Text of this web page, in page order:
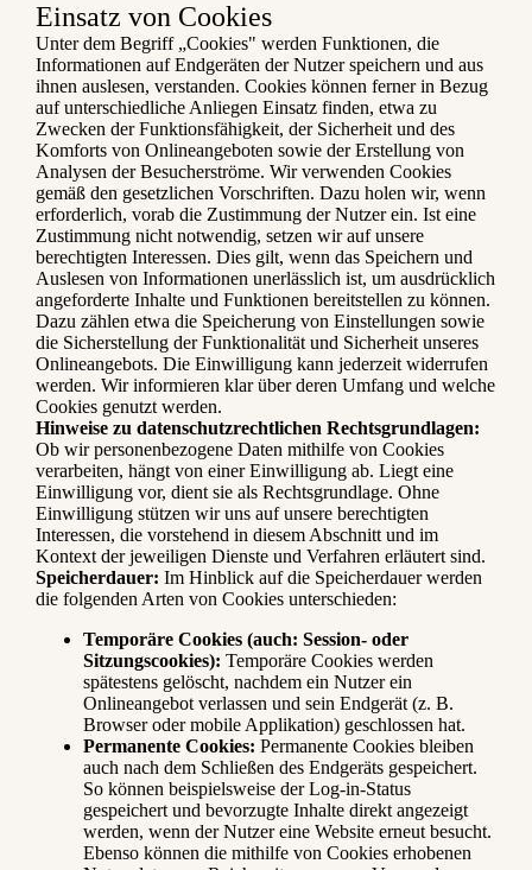
Einsatz von Cookies
Unter dem Begriff „Cookies" werden Funktionen, die
Informationen auf Endgeräten der Nutzer speichern und aus
ihnen auslesen, verstanden. Cookies können ferner in Bezug
auf unterschiedliche Anliegen Einsatz finden, etwa zu
Zwecken der Funktionsfähigkeit, der Sicherheit und des
Komforts von Onlineangeboten sowie der Erstellung von
Analysen der Besucherströme. Wir verwenden Cookies
gemäß den gesetzlichen Vorschriften. Dazu holen wir, wenn
erforderlich, vorab die Zustimmung der Nutzer ein. Ist eine
Zustimmung nicht notwendig, setzen wir auf unsere
berechtigten Interessen. Dies gilt, wenn das Speichern und
Auslesen von Informationen unerlässlich ist, um ausdrücklich
angeforderte Inhalte und Funktionen bereitstellen zu können.
Dazu zählen etwa die Speicherung von Einstellungen sowie
die Sicherstellung der Funktionalität und Sicherheit unseres
Onlineangebots. Die Einwilligung kann jederzeit widerrufen
werden. Wir informieren klar über deren Umfang und welche
Cookies genutzt werden.
Hinweise zu datenschutzrechtlichen Rechtsgrundlagen:
Ob wir personenbezogene Daten mithilfe von Cookies
verarbeiten, hängt von einer Einwilligung ab. Liegt eine
Einwilligung vor, dient sie als Rechtsgrundlage. Ohne
Einwilligung stützen wir uns auf unsere berechtigten
Interessen, die vorstehend in diesem Abschnitt und im
Kontext der jeweiligen Dienste und Verfahren erläutert sind.
Speicherdauer: Im Hinblick auf die Speicherdauer werden
die folgenden Arten von Cookies unterschieden:
Temporäre Cookies (auch: Session- oder
Sitzungscookies): Temporäre Cookies werden
spätestens gelöscht, nachdem ein Nutzer ein
Onlineangebot verlassen und sein Endgerät (z. B.
Browser oder mobile Applikation) geschlossen hat.
Permanente Cookies: Permanente Cookies bleiben
auch nach dem Schließen des Endgeräts gespeichert.
So können beispielsweise der Log-in-Status
gespeichert und bevorzugte Inhalte direkt angezeigt
werden, wenn der Nutzer eine Website erneut besucht.
Ebenso können die mithilfe von Cookies erhobenen